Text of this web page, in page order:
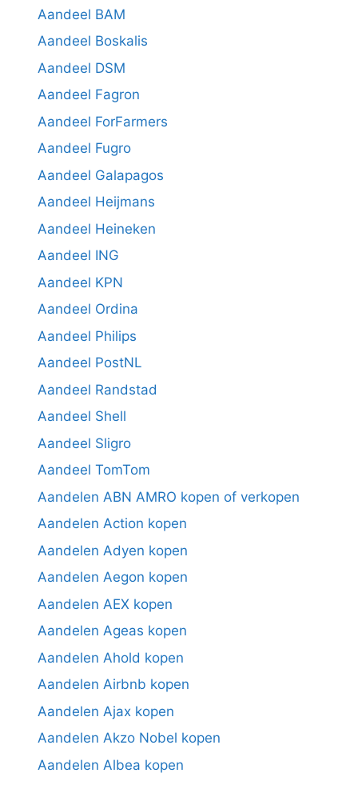
Aandeel BAM
Aandeel Boskalis
Aandeel DSM
Aandeel Fagron
Aandeel ForFarmers
Aandeel Fugro
Aandeel Galapagos
Aandeel Heijmans
Aandeel Heineken
Aandeel ING
Aandeel KPN
Aandeel Ordina
Aandeel Philips
Aandeel PostNL
Aandeel Randstad
Aandeel Shell
Aandeel Sligro
Aandeel TomTom
Aandelen ABN AMRO kopen of verkopen
Aandelen Action kopen
Aandelen Adyen kopen
Aandelen Aegon kopen
Aandelen AEX kopen
Aandelen Ageas kopen
Aandelen Ahold kopen
Aandelen Airbnb kopen
Aandelen Ajax kopen
Aandelen Akzo Nobel kopen
Aandelen Albea kopen